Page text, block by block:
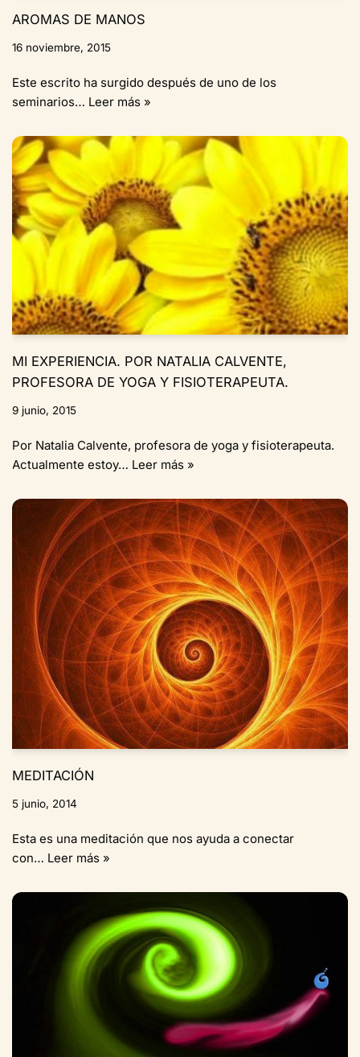
AROMAS DE MANOS
16 noviembre, 2015
Este escrito ha surgido después de uno de los
seminarios… Leer más »
MI EXPERIENCIA. POR NATALIA CALVENTE,
PROFESORA DE YOGA Y FISIOTERAPEUTA.
9 junio, 2015
Por Natalia Calvente, profesora de yoga y fisioterapeuta.
Actualmente estoy… Leer más »
MEDITACIÓN
5 junio, 2014
Esta es una meditación que nos ayuda a conectar
con… Leer más »